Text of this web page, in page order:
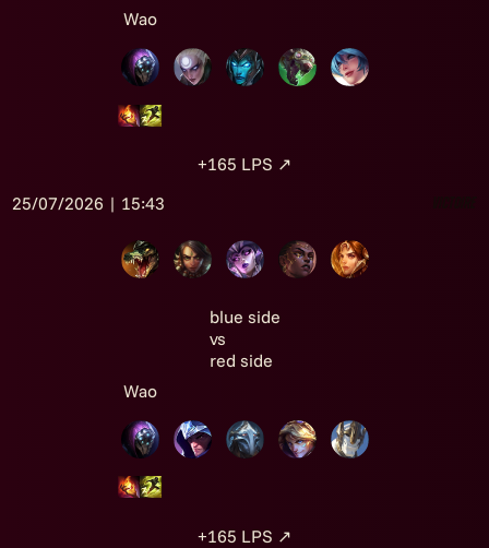
Wao
+165 LPS ↗
25/07/2026 | 15:43
blue side
vs
red side
Wao
+165 LPS ↗